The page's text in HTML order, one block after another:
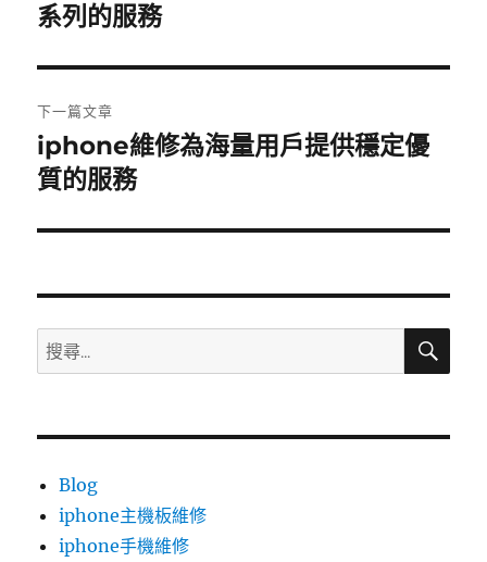
導
覽
一
文
章:
系列的服務
下一篇文章
下
一
文
iphone維修為海量用戶提供穩定優
質的服務
搜
尋
鍵
搜
Blog
iphone主機板維修
iphone手機維修